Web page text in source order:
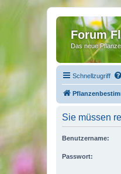
Forum
Das neue
Schnellzugriff
Sie müssen
Benutzername:
Passwort: